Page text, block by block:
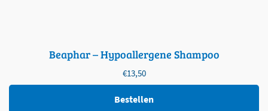
Beaphar – Hypoallergene Shampoo
€13,50
Bestellen